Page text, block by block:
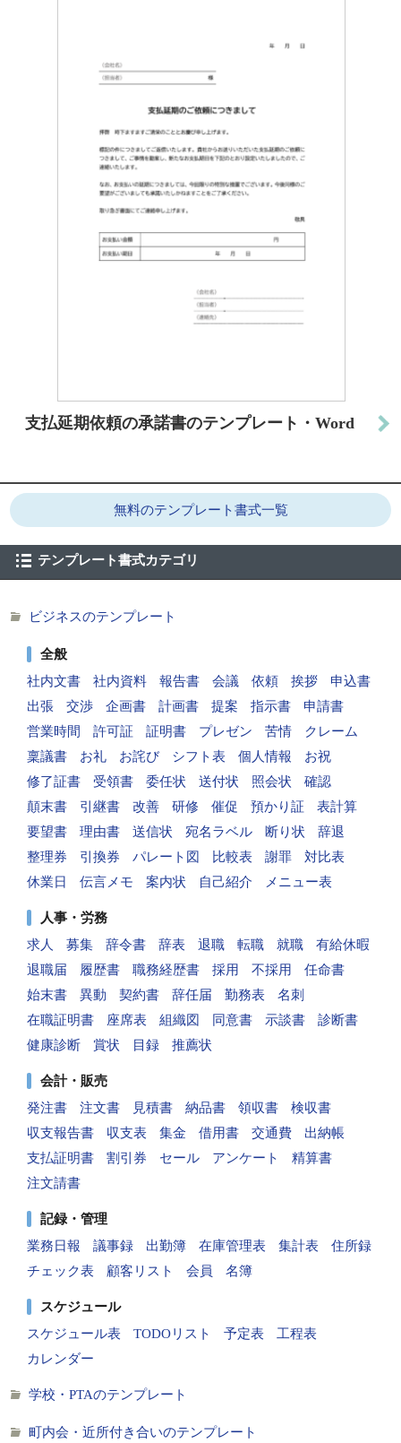
支払延期依頼の承諾書のテンプレート・Word
無料のテンプレート書式一覧
テンプレート書式カテゴリ
ビジネスのテンプレート
全般
社内文書
社内資料 報告書 会議 依頼 挨拶
申込書
出張
交渉 企画書 計画書 提案 指示書
申請書
営業時間
許可証 証明書 プレゼン 苦情
クレーム
稟議書
お礼 お詫び シフト表 個人情報
お祝
修了証書
受領書 委任状 送付状 照会状
確認
顛末書
引継書 改善 研修 催促 預かり証
表計算
要望書
理由書 送信状 宛名ラベル 断り状
辞退
整理券
引換券 パレート図 比較表 謝罪
対比表
休業日
伝言メモ 案内状 自己紹介 メニュー表
人事・労務
求人
募集 辞令書 辞表 退職 転職 就職
有給休暇
退職届
履歴書 職務経歴書 採用 不採用
任命書
始末書
異動 契約書 辞任届 勤務表
名刺
在職証明書
座席表 組織図 同意書 示談書
診断書
健康診断
賞状 目録 推薦状
会計・販売
発注書
注文書 見積書 納品書 領収書
検収書
収支報告書
収支表 集金 借用書 交通費
出納帳
支払証明書
割引券 セール アンケート
精算書
注文請書
記録・管理
業務日報
議事録 出勤簿 在庫管理表 集計表
住所録
チェック表
顧客リスト 会員 名簿
スケジュール
スケジュール表
TODOリスト 予定表
工程表
カレンダー
学校・PTAのテンプレート
町内会・近所付き合いのテンプレート